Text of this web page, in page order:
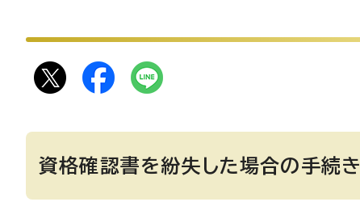
資格確認書を紛失した場合の手続き